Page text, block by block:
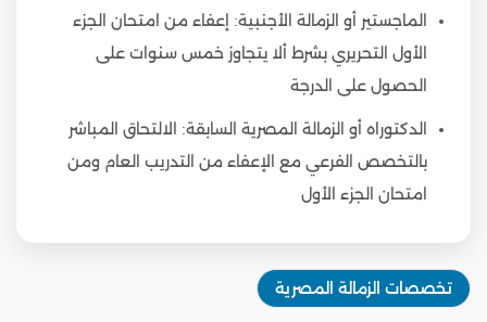
الماجستير أو الزمالة الأجنبية: إعفاء من امتحان الجزء
الأول التحريري بشرط ألا يتجاوز خمس سنوات على
الحصول على الدرجة
الدكتوراه أو الزمالة المصرية السابقة: الالتحاق المباشر
بالتخصص الفرعي مع الإعفاء من التدريب العام ومن
امتحان الجزء الأول
تخصصات الزمالة المصرية